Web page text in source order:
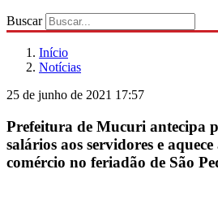
Buscar
Início
Notícias
25 de junho de 2021 17:57
Prefeitura de Mucuri antecipa
salários aos servidores e
comércio no feriadão de São